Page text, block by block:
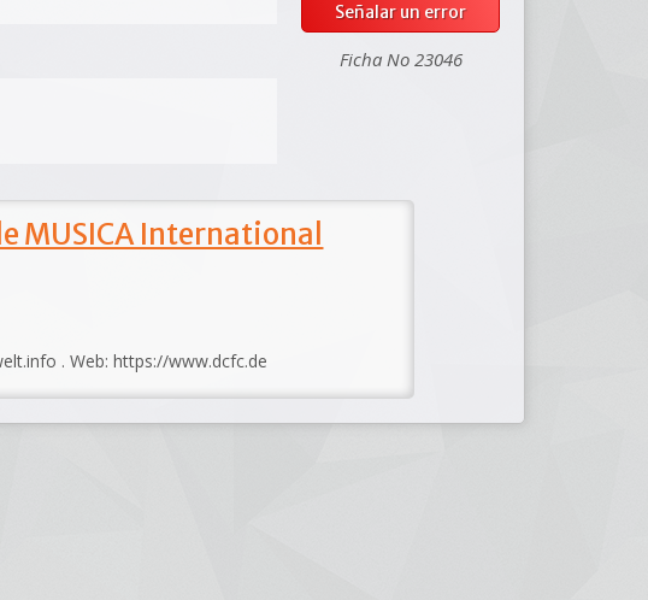
Señalar un error
Ficha No 23046
MUSICA International
. Web: https://www.dcfc.de